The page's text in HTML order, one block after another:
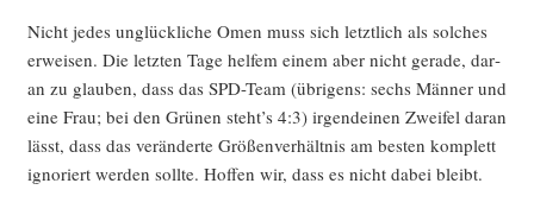
Nicht jedes unglück­li­che Omen muss sich letzt­lich als sol­ches
erwei­sen. Die letz­ten Tage hel­fem einem aber nicht gera­de, dar­
an zu glau­ben, dass das SPD-Team (übri­gens: sechs Män­ner und
eine Frau; bei den Grü­nen steht’s 4:3) irgend­ei­nen Zwei­fel dar­an
lässt, dass das ver­än­der­te Grö­ßen­ver­hält­nis am bes­ten kom­plett
igno­riert wer­den soll­te. Hof­fen wir, dass es nicht dabei bleibt.